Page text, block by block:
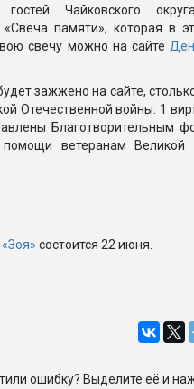
Чайковского
памяти», которая в
свечу можно на сайте
зажжено на сайте,
Отечественной войны: 1
Благотворительным
ветеранам Великой
состоится 22 июня.
ошибку? Выделите её и